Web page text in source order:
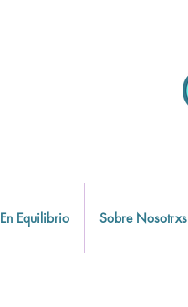
En Equilibrio Sobre Nosotrxs